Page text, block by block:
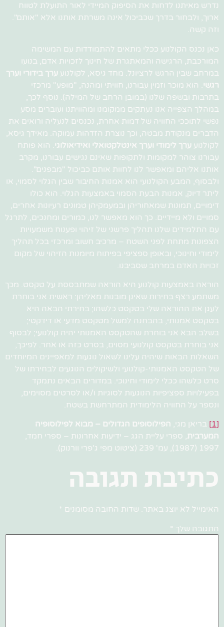
נדרש מאיתנו לדחות את הסיפוק המיידי לאור התועלת לטווח
ארוך, ולבחור בדרך שכביכול אינה משרתת אותנו אלא "אותם".
וזה קשה.
כאן נכנס הקולנוע ככלי מתאים להתמודדות עם המשימה
המורכבת, הרגישה והמאתגרת של חינוך לזכויות אדם, בנועו
במרחב שבין הרגש לרציונל. מחד גיסא, לקולנוע ערך בידורי וערך
רגשי. הוא מוכר וזמין עבורנו, חוויתי ומהנה, "מופע" מרכזי
בתרבות ובשפה שלנו (במובן הרחב של המילה). נוסף לכך,
במהלך הצפייה אנו נעתקים ממקומנו ומהוויתנו ועוברים מסע
נפשי לתוככי החוויה של דמות אחרת, נכנסים לנעליה ורואים את
הדברים מנקודת מבטה, וכך נוצרת הזדהות עמוקה. מאידך גיסא,
לקולנוע ערך לימודי וערך אינטלקטואלי ואידיאולוגי. הוא פותח
עבורנו צוהר למקומות ולתקופות שאינם נגישים עבורנו, מקרב
אותנו אליהם ומאפשר לנו לחוות אותם כביכול "מבפנים".
ולבסוף, המבע הקולנועי הוא אמנות החיבור שבין הגלוי לסמוי, או
ליתר דיוק, אמנות הבעת הסמוי באמצעות הגלוי. הוא כולו
דימויים, תמונות שמאחוריהן ובמעמקיהן טמונים רעיונות אחרים,
סמויים ולא מיידיים. כך הוא מאפשר לנו, כמורים ומחנכים, לתרגל
עם התלמידים שלנו תהליך פרשני של זיהוי ופענוח משמעויות
הצפונות מתחת לפני השטח – מרכיב חשוב ומרכזי בכל תהליך
לימודי וחינוכי, ובאופן ספציפי בפיתוח מיומנות הזיהוי של מקום
זכויות האדם במרחב שסביבנו.
הוראה באמצעות קולנוע היא הוראה שמתבססת על טקסט. מכך
משתמע רצף בחירות שאינן מובנות מאליהן: ראשית אני בוחרת
לעגן את ההוראה שלי בטקסט כלשהו; בחירתי הבאה היא
בטקסט אמנותי, בהבחנה למשל מטקסט מדעי או דידקטי;
בשלב הבא אני בוחרת שהטקסט האמנותי יהיה קולנועי; לבסוף
אני בוחרת בטקסט קולנועי מסוים, בסרט כזה או אחר. לפיכך,
השאלות הבאות שיהיה עלינו לשאול נוגעות למאפיינים המיוחדים
של הטקסט האמנותי-קולנועי ולשיקולים הנוגעים לבחירתו של
סרט כלשהו ככלי לימודי וחינוכי. במדורים הבאים נתמקד
בפעילויות ספציפיות הנוגעות לסוגיות ו/או לסרטים מסוימים,
ונספר על החוויה הלימודית המתרחשת בשטח.
[1]
בריאן מגי, הפילוסופים הגדולים – מבוא לפילוסופיה
המערבית, ספרי עליית הגג – ידיעות אחרונות – ספרי חמד,
1997 (1987), עמ' 239 (ציטוט מפי ג'פרי וורנוק).
כתיבת תגובה
האימייל לא יוצג באתר. שדות החובה מסומנים *
התגובה שלך *